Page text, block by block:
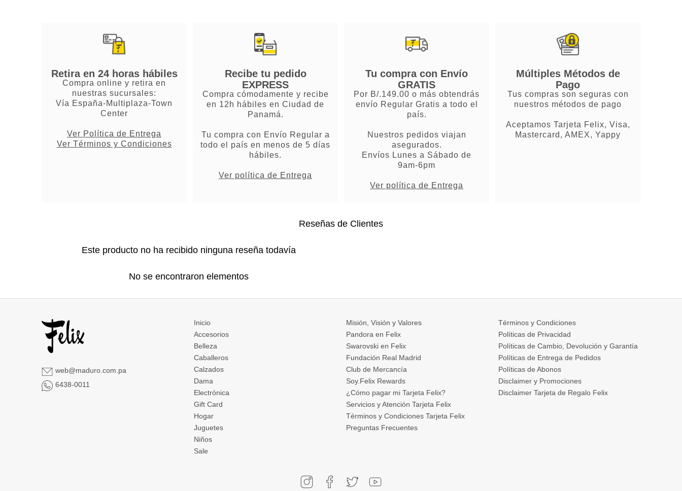
Retira en 24 horas hábiles
Compra online y retira en
nuestras sucursales:
Vía España-Multiplaza-Town
Center
Ver Política de Entrega
Ver Términos y Condiciones
Recibe tu pedido
EXPRESS
Compra cómodamente y recibe
en 12h hábiles en Ciudad de
Panamá.
Tu compra con Envío Regular a
todo el país en menos de 5 días
hábiles.
Ver política de Entrega
Tu compra con Envío
GRATIS
Por B/.149.00 o más obtendrás
envío Regular Gratis a todo el
país.
Nuestros pedidos viajan
asegurados.
Envíos Lunes a Sábado de
9am-6pm
Ver política de Entrega
Múltiples Métodos de
Pago
Tus compras son seguras con
nuestros métodos de pago
Aceptamos Tarjeta Felix, Visa,
Mastercard, AMEX, Yappy
Reseñas de Clientes
Este producto no ha recibido ninguna reseña todavía
No se encontraron elementos
web@maduro.com.pa
6438-0011
Inicio
Accesorios
Belleza
Caballeros
Calzados
Dama
Electrónica
Gift Card
Hogar
Juguetes
Niños
Sale
Misión, Visión y Valores
Pandora en Felix
Swarovski en Felix
Fundación Real Madrid
Club de Mercancía
Soy.Felix Rewards
¿Cómo pagar mi Tarjeta Felix?
Servicios y Atención Tarjeta Felix
Términos y Condiciones Tarjeta Felix
Preguntas Frecuentes
Términos y Condiciones
Políticas de Privacidad
Políticas de Cambio, Devolución y Garantía
Políticas de Entrega de Pedidos
Políticas de Abonos
Disclaimer y Promociones
Disclaimer Tarjeta de Regalo Felix